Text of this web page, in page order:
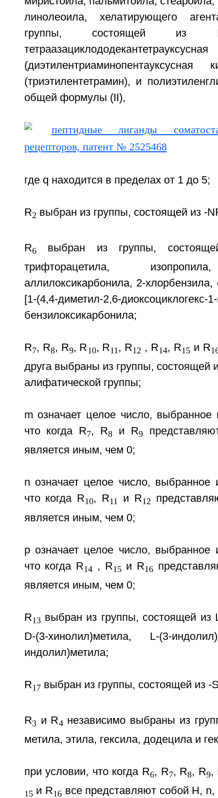
линолеоила, хелатирующего
группы, состоящей из
(триэтилентетрамин), и
общей формулы (II),
где q находится в пределах от 1 до 5;
R2 выбран из группы, состоящей из -
R6 выбран из группы,
трифторацетила,
аллилоксикарбонила, 2-
[1-(4,4-диметил-2,6-
бензилоксикарбонила;
R7, R8, R9, R10, R11, R12 , R14, R15 и R
друга выбраны из группы, состоящей
алифатической группы;
m означает целое число, выбранное
что когда R7, R8 и R9
является иным, чем 0;
n означает целое число, выбранное
что когда R10, R11 и R12
является иным, чем 0;
p означает целое число, выбранное
что когда R14 , R15 и R16
является иным, чем 0;
R13 выбран из группы, состоящей из
D-(3-хинолил)метила, L-(3-
индолил)метила;
R17выбран из группы, состоящей из -
R3 и R4 независимо выбраны из
метила, этила, гексила, додецила и
при условии, что когда R6, R7, R8, R9,
15 и R16 все представляют собой Н,